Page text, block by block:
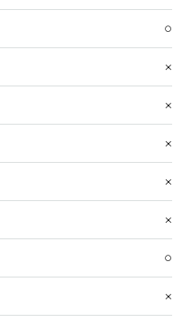
○
×
×
×
×
×
○
×